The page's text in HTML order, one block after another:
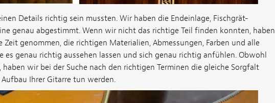
Details richtig sein mussten. Wir haben die Endeinlage, Fischgrät-
genau abgestimmt. Wenn wir nicht das richtige Teil finden konnten, haben
genommen, die richtigen Materialien, Abmessungen, Farben und alle
es genau richtig aussehen lassen und sich genau richtig anfühlen. Obwohl
wir bei der Suche nach den richtigen Terminen die gleiche Sorgfalt
Ihrer Gitarre tun werden.